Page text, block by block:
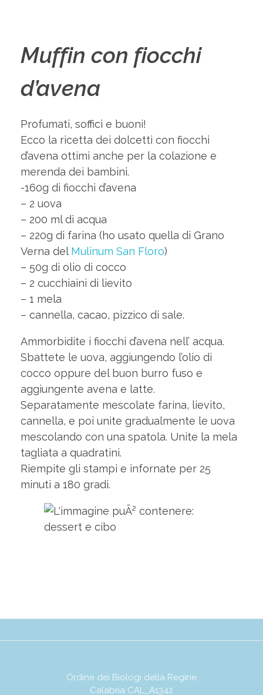
Muffin con fiocchi
d’avena
Profumati, soffici e buoni!
Ecco la ricetta dei dolcetti con fiocchi
d’avena ottimi anche per la colazione e
merenda dei bambini.
-160g di fiocchi d’avena
– 2 uova
– 200 ml di acqua
– 220g di farina (ho usato quella di Grano
Verna del Mulinum San Floro)
– 50g di olio di cocco
– 2 cucchiaini di lievito
– 1 mela
– cannella, cacao, pizzico di sale.
Ammorbidite i fiocchi d’avena nell’ acqua.
Sbattete le uova, aggiungendo l’olio di
cocco oppure del buon burro fuso e
aggiungente avena e latte.
Separatamente mescolate farina, lievito,
cannella, e poi unite gradualmente le uova
mescolando con una spatola. Unite la mela
tagliata a quadratini.
Riempite gli stampi e infornate per 25
minuti a 180 gradi.
Ordine dei Biologi della Regine
Calabria CAL_A1342